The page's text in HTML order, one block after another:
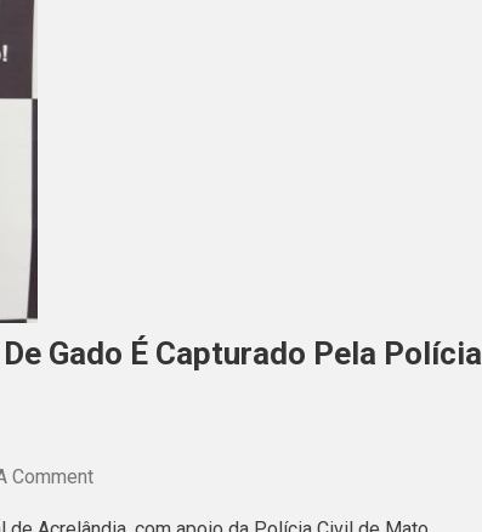
Gado É Capturado Pela Polícia
CommentOn